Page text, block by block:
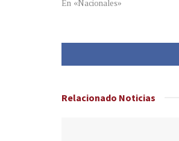
En «Nacionales»
Relacionado Noticias